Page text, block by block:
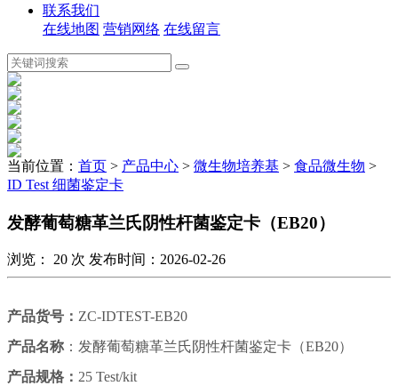
联系我们
在线地图 营销网络 在线留言
当前位置： 首页 > 产品中心 > 微生物培养基 > 食品微生物 >
ID Test 细菌鉴定卡
发酵葡萄糖革兰氏阴性杆菌鉴定卡（EB20）
浏览： 20 次 发布时间：2026-02-26
产品货号： ZC-IDTEST-EB20
产品名称 ：发酵葡萄糖革兰氏阴性杆菌鉴定卡（EB20）
产品规格： 25 Test/kit